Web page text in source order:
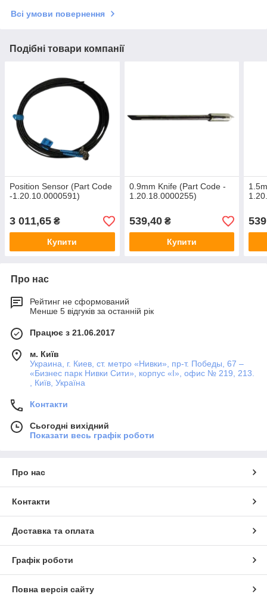
Всі умови повернення
Подібні товари компанії
Position Sensor (Part Code
-1.20.10.0000591)
3 011,65 ₴
Купити
0.9mm Knife (Part Code -
1.20.18.0000255)
539,40₴
Купити
Про нас
Рейтинг не сформований
Менше 5 відгуків за останній рік
Працює з 21.06.2017
м. Київ
Украина, г. Киев, ст. метро «Нивки», пр-т. Победы, 67 –
«Бизнес парк Нивки Сити», корпус «I», офис № 219, 213.
, Київ, Україна
Контакти
Сьогодні вихідний
Показати весь графік роботи
Про нас
Контакти
Доставка та оплата
Графік роботи
Повна версія сайту